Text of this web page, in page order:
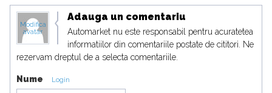
Modifica
avatar
Adauga un comentariu
Automarket nu este responsabil pentru acuratetea
informatiilor din comentariile postate de cititori. Ne
rezervam dreptul de a selecta comentariile.
Nume Login